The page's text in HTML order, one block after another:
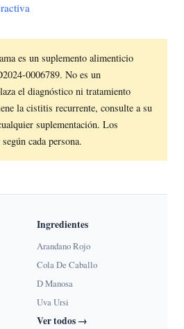
es un suplemento alimenticio
0006789. No es un
el diagnóstico ni tratamiento
la cistitis recurrente, consulte a su
suplementación. Los
cada persona.
Ingredientes
Arandano Rojo
Cola De Caballo
D Manosa
Uva Ursi
Ver todos →